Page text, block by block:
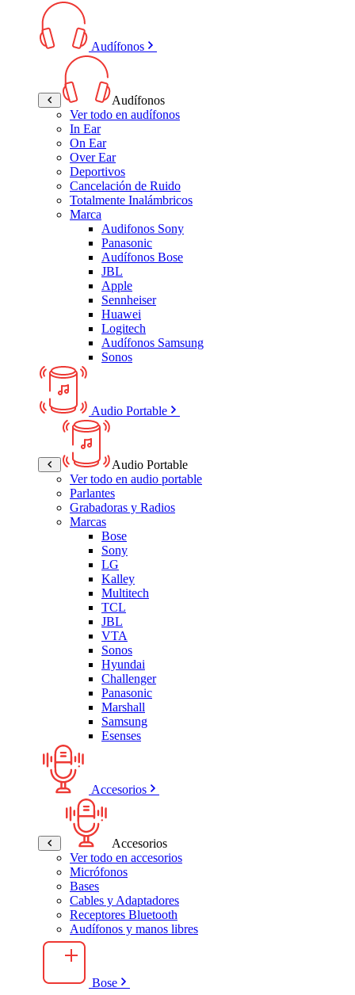
Audífonos
Audífonos
Ver todo en audífonos
In Ear
On Ear
Over Ear
Deportivos
Cancelación de Ruido
Totalmente Inalámbricos
Marca
Audifonos Sony
Panasonic
Audífonos Bose
JBL
Apple
Sennheiser
Huawei
Logitech
Audífonos Samsung
Sonos
Audio Portable
Audio Portable
Ver todo en audio portable
Parlantes
Grabadoras y Radios
Marcas
Bose
Sony
LG
Kalley
Multitech
TCL
JBL
VTA
Sonos
Hyundai
Challenger
Panasonic
Marshall
Samsung
Esenses
Accesorios
Accesorios
Ver todo en accesorios
Micrófonos
Bases
Cables y Adaptadores
Receptores Bluetooth
Audífonos y manos libres
Bose